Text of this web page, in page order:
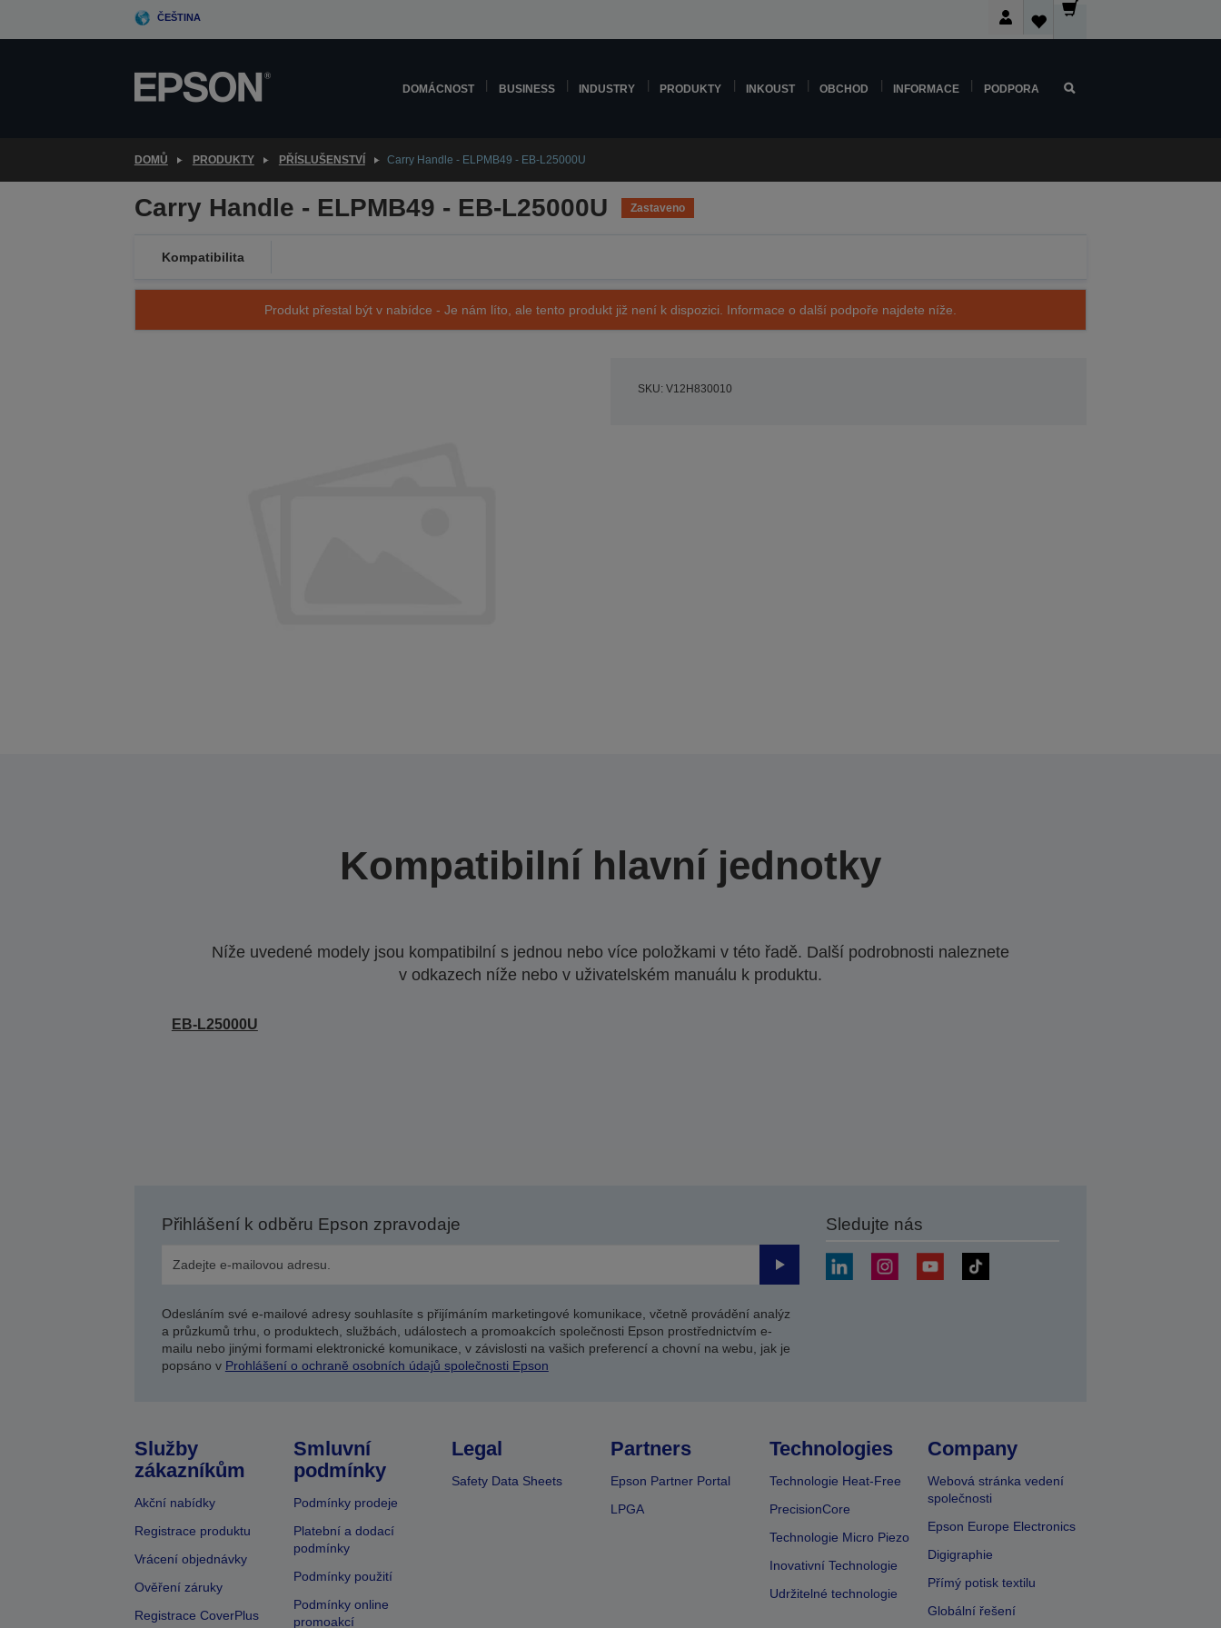
ČEŠTINA
DOMÁCNOST BUSINESS INDUSTRY PRODUKTY INKOUST OBCHOD INFORMACE PODPORA
DOMŮ PRODUKTY PŘÍSLUŠENSTVÍ Carry Handle - ELPMB49 - EB-L25000U
Carry Handle - ELPMB49 - EB-L25000U Zastaveno
Kompatibilita
Produkt přestal být v nabídce - Je nám líto, ale tento produkt již není k dispozici. Informace o další podpoře najdete níže.
SKU: V12H830010
Kompatibilní hlavní jednotky
Níže uvedené modely jsou kompatibilní s jednou nebo více položkami v této řadě. Další podrobnosti naleznete
v odkazech níže nebo v uživatelském manuálu k produktu.
EB-L25000U
Přihlášení k odběru Epson zpravodaje
Odeslat
Odesláním své e-mailové adresy souhlasíte s přijímáním marketingové komunikace, včetně provádění analýz
a průzkumů trhu, o produktech, službách, událostech a promoakcích společnosti Epson prostřednictvím e-
mailu nebo jinými formami elektronické komunikace, v závislosti na vašich preferencí a chovní na webu, jak je
popsáno v Prohlášení o ochraně osobních údajů společnosti Epson
Sledujte nás
Služby
zákazníkům
Akční nabídky
Registrace produktu
Vrácení objednávky
Ověření záruky
Registrace CoverPlus
Smluvní
podmínky
Podmínky prodeje
Platební a dodací
podmínky
Podmínky použití
Podmínky online
promoakcí
Legal
Safety Data Sheets
Partners
Epson Partner Portal
LPGA
Technologies
Technologie Heat-Free
PrecisionCore
Technologie Micro Piezo
Inovativní Technologie
Udržitelné technologie
Company
Webová stránka vedení
společnosti
Epson Europe Electronics
Digigraphie
Přímý potisk textilu
Globální řešení